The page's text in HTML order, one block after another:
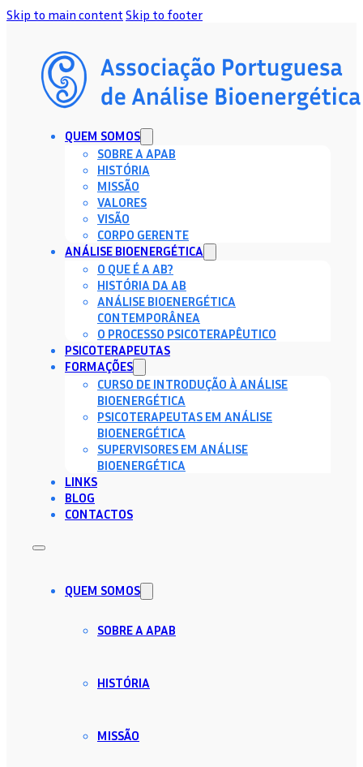
Skip to main contentSkip to footer
QUEM SOMOS
SOBRE A APAB
HISTÓRIA
MISSÃO
VALORES
VISÃO
CORPO GERENTE
ANÁLISE BIOENERGÉTICA
O QUE É A AB?
HISTÓRIA DA AB
ANÁLISE BIOENERGÉTICA
CONTEMPORÂNEA
O PROCESSO PSICOTERAPÊUTICO
PSICOTERAPEUTAS
FORMAÇÕES
CURSO DE INTRODUÇÃO À ANÁLISE
BIOENERGÉTICA
PSICOTERAPEUTAS EM ANÁLISE
BIOENERGÉTICA
SUPERVISORES EM ANÁLISE
BIOENERGÉTICA
LINKS
BLOG
CONTACTOS
QUEM SOMOS
SOBRE A APAB
HISTÓRIA
MISSÃO